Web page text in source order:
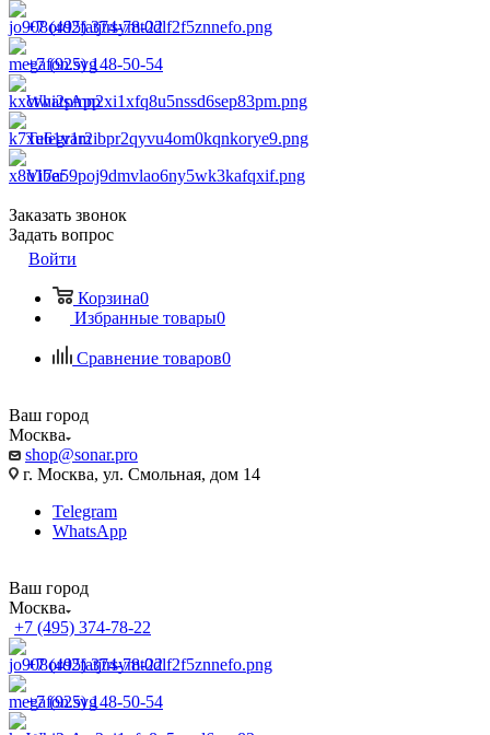
+7 (495) 374-78-22
+7 (925) 148-50-54
WhatsApp
Telegram
Viber
Заказать звонок
Задать вопрос
Войти
Корзина0
Избранные товары0
Сравнение товаров0
Ваш город
Москва
shop@sonar.pro
г. Москва, ул. Смольная, дом 14
Telegram
WhatsApp
Ваш город
Москва
+7 (495) 374-78-22
+7 (495) 374-78-22
+7 (925) 148-50-54